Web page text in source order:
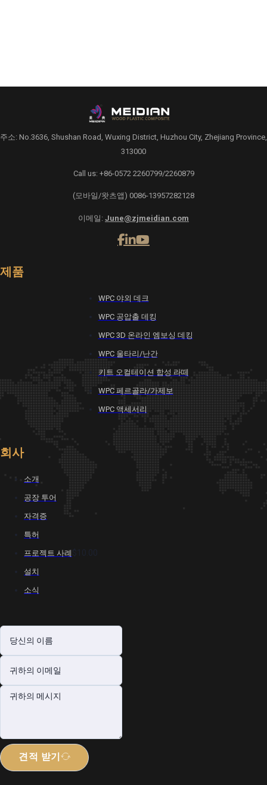
주소: No.3636, Shushan Road, Wuxing District, Huzhou City, Zhejiang Province,
313000
Call us: +86-0572 2260799/2260879
(모바일/왓츠앱) 0086-13957282128
이메일: June@zjmeidian.com
제품
WPC 야외 데크
WPC 공압출 데킹
WPC 3D 온라인 엠보싱 데킹
WPC 울타리/난간
키트 오컬테이션 합성 라떼
WPC 페르골라/가제보
WPC 액세서리
회사
소개
공장 투어
자격증
특허
프로젝트 사례 $10.00
설치
소식
견적 받기